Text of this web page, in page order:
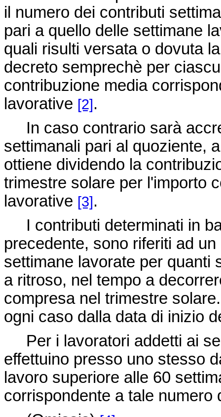
il numero dei contributi
pari a quello delle settimane
quali risulti versata o dovuta
decreto semprechè per
contribuzione media
lavorative [2].
In caso contrario sarà
settimanali pari al quoziente,
ottiene dividendo la
trimestre solare per l'importo
lavorative [3].
I contributi determinati in
precedente, sono riferiti ad
settimane lavorate per quanti
a ritroso, nel tempo a
compresa nel trimestre
ogni caso dalla data di inizio
Per i lavoratori addetti ai
effettuino presso uno stesso
lavoro superiore alle 60
corrispondente a tale numero